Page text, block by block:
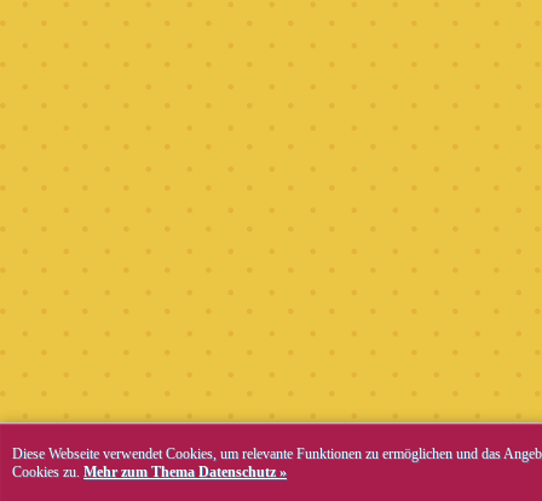
Diese Webseite verwendet Cookies, um relevante Funktionen zu ermöglichen und das
Cookies zu. Mehr zum Thema Datenschutz »